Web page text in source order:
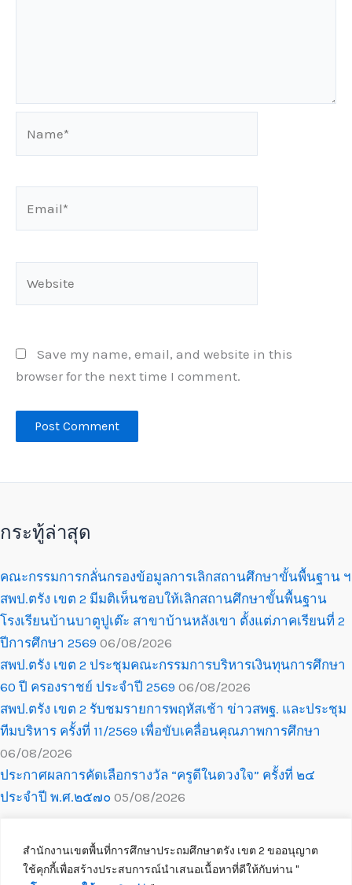
สำนักงานเขตพื้นที่การศึกษาประถมศึกษาตรัง เขต 2 ขออนุญาต
ใช้คุกกี้เพื่อสร้างประสบการณ์นำเสนอเนื้อหาที่ดีให้กับท่าน ''
Save my name, email, and website in this
browser for the next time I comment.
กระทู้ล่าสุด
คณะกรรมการกลั่นกรองข้อมูลการเลิกสถานศึกษาขั้นพื้นฐาน ฯ
สพป.ตรัง เขต 2 มีมติเห็นชอบให้เลิกสถานศึกษาขั้นพื้นฐาน
โรงเรียนบ้านบาตูปูเต๊ะ สาขาบ้านหลังเขา ตั้งแต่ภาคเรียนที่ 2
ปีการศึกษา 2569 06/08/2026
สพป.ตรัง เขต 2 ประชุมคณะกรรมการบริหารเงินทุนการศึกษา
60 ปี ครองราชย์ ประจำปี 2569 06/08/2026
สพป.ตรัง เขต 2 รับชมรายการพฤหัสเช้า ข่าวสพฐ. และประชุม
ทีมบริหาร ครั้งที่ 11/2569 เพื่อขับเคลื่อนคุณภาพการศึกษา
06/08/2026
ประกาศผลการคัดเลือกรางวัล “ครูดีในดวงใจ” ครั้งที่ ๒๔
ประจำปี พ.ศ.๒๕๗๐ 05/08/2026